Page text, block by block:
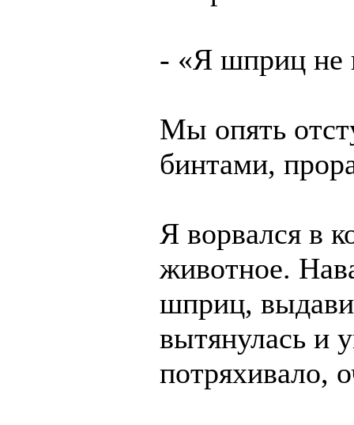
- «Я шприц не
Мы опять
бинтами,
Я ворвался в
животное.
шприц,
вытянулась и
потряхивало,